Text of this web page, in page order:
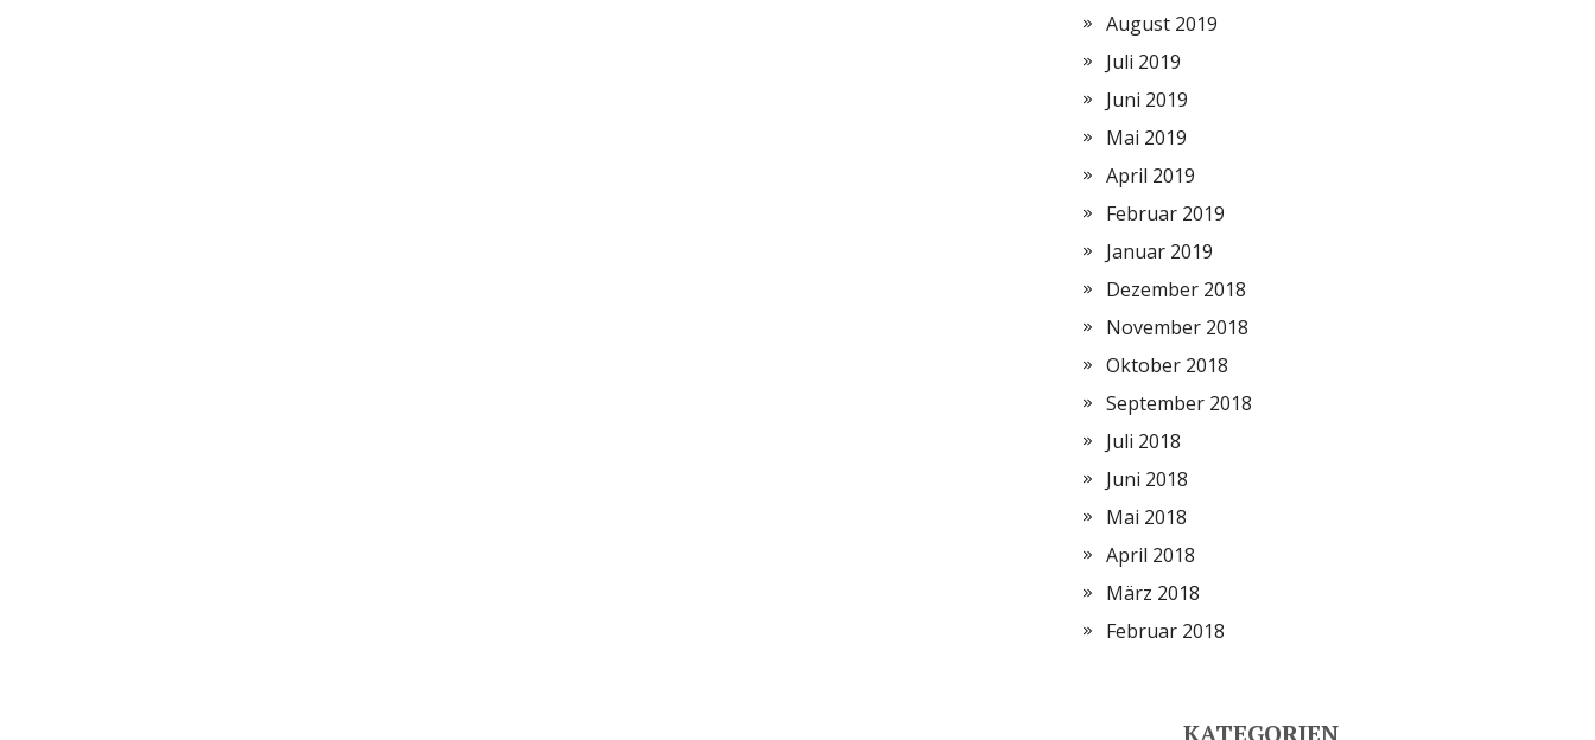
August 2019
Juli 2019
Juni 2019
Mai 2019
April 2019
Februar 2019
Januar 2019
Dezember 2018
November 2018
Oktober 2018
September 2018
Juli 2018
Juni 2018
Mai 2018
April 2018
März 2018
Februar 2018
KATEGORIEN